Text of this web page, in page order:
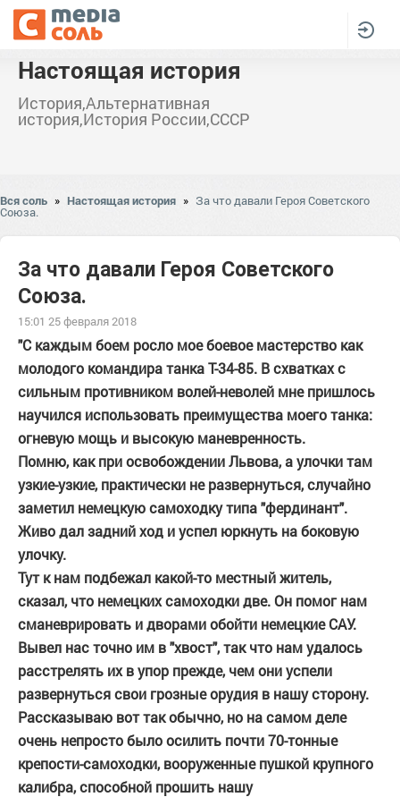
Настоящая история
История,Альтернативная
история,История России,СССР
Вся соль » Настоящая история » За что давали Героя Советского
Союза.
За что давали Героя Советского
Союза.
15:01 25 февраля 2018
"С каждым боем росло мое боевое мастерство как
молодого командира танка Т-34-85. В схватках с
сильным противником волей-неволей мне пришлось
научился использовать преимущества моего танка:
огневую мощь и высокую маневренность.
Помню, как при освобождении Львова, а улочки там
узкие-узкие, практически не развернуться, случайно
заметил немецкую самоходку типа "фердинант".
Живо дал задний ход и успел юркнуть на боковую
улочку.
Тут к нам подбежал какой-то местный житель,
сказал, что немецких самоходки две. Он помог нам
сманеврировать и дворами обойти немецкие САУ.
Вывел нас точно им в "хвост", так что нам удалось
расстрелять их в упор прежде, чем они успели
развернуться свои грозные орудия в нашу сторону.
Рассказываю вот так обычно, но на самом деле
очень непросто было осилить почти 70-тонные
крепости-самоходки, вооруженные пушкой крупного
калибра, способной прошить нашу